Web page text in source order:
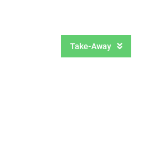
Take-Away